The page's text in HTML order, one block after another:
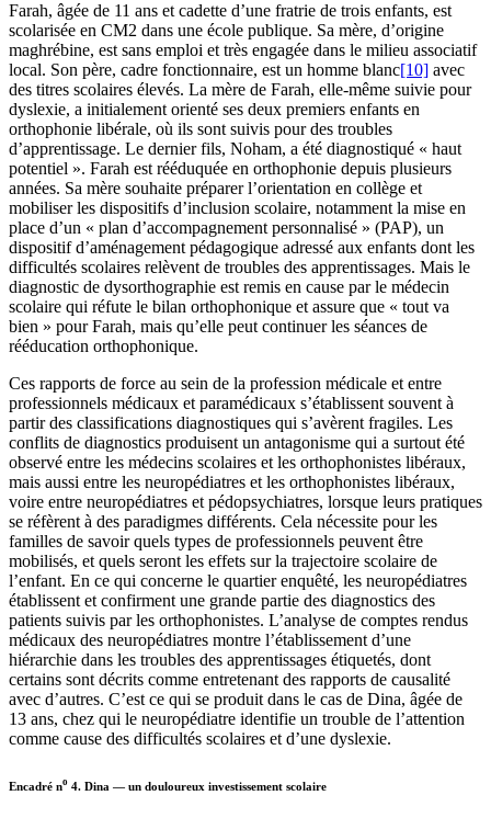
Farah, âgée de 11 ans et cadette d’une fratrie de trois enfants, est
scolarisée en CM2 dans une école publique. Sa mère, d’origine
maghrébine, est sans emploi et très engagée dans le milieu associatif
local. Son père, cadre fonctionnaire, est un homme blanc[10] avec
des titres scolaires élevés. La mère de Farah, elle-même suivie pour
dyslexie, a initialement orienté ses deux premiers enfants en
orthophonie libérale, où ils sont suivis pour des troubles
d’apprentissage. Le dernier fils, Noham, a été diagnostiqué « haut
potentiel ». Farah est rééduquée en orthophonie depuis plusieurs
années. Sa mère souhaite préparer l’orientation en collège et
mobiliser les dispositifs d’inclusion scolaire, notamment la mise en
place d’un « plan d’accompagnement personnalisé » (PAP), un
dispositif d’aménagement pédagogique adressé aux enfants dont les
difficultés scolaires relèvent de troubles des apprentissages. Mais le
diagnostic de dysorthographie est remis en cause par le médecin
scolaire qui réfute le bilan orthophonique et assure que « tout va
bien » pour Farah, mais qu’elle peut continuer les séances de
rééducation orthophonique.
Ces rapports de force au sein de la profession médicale et entre
professionnels médicaux et paramédicaux s’établissent souvent à
partir des classifications diagnostiques qui s’avèrent fragiles. Les
conflits de diagnostics produisent un antagonisme qui a surtout été
observé entre les médecins scolaires et les orthophonistes libéraux,
mais aussi entre les neuropédiatres et les orthophonistes libéraux,
voire entre neuropédiatres et pédopsychiatres, lorsque leurs pratiques
se réfèrent à des paradigmes différents. Cela nécessite pour les
familles de savoir quels types de professionnels peuvent être
mobilisés, et quels seront les effets sur la trajectoire scolaire de
l’enfant. En ce qui concerne le quartier enquêté, les neuropédiatres
établissent et confirment une grande partie des diagnostics des
patients suivis par les orthophonistes. L’analyse de comptes rendus
médicaux des neuropédiatres montre l’établissement d’une
hiérarchie dans les troubles des apprentissages étiquetés, dont
certains sont décrits comme entretenant des rapports de causalité
avec d’autres. C’est ce qui se produit dans le cas de Dina, âgée de
13 ans, chez qui le neuropédiatre identifie un trouble de l’attention
comme cause des difficultés scolaires et d’une dyslexie.
Encadré no 4. Dina — un douloureux investissement scolaire